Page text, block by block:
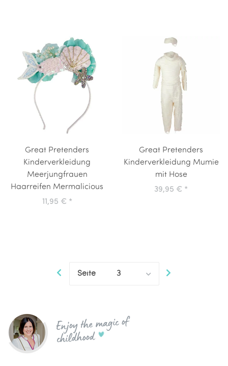
Great Pretenders
Kinderverkleidung
Meerjungfrauen
Haarreifen Mermalicious
11,95 € *
Great Pretenders
Kinderverkleidung Mumie
mit Hose
39,95 € *
Seite 3
Enjoy the magic of
childhood